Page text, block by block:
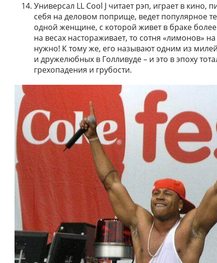
Универсал LL Cool J читает рэп, играет в кино,
себя на деловом поприще, ведет популярное
одной женщине, с которой живет в браке более
на весах настораживает, то сотня «лимонов» на
нужно! К тому же, его называют одним из
и дружелюбных в Голливуде – и это в эпоху
грехопадения и грубости.